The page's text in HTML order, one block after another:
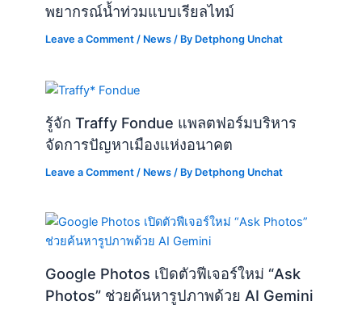
พยากรณ์น้ำท่วมแบบเรียลไทม์
Leave a Comment / News / By Detphong Unchat
รู้จัก Traffy Fondue แพลตฟอร์มบริหาร
จัดการปัญหาเมืองแห่งอนาคต
Leave a Comment / News / By Detphong Unchat
Google Photos เปิดตัวฟีเจอร์ใหม่ “Ask
Photos” ช่วยค้นหารูปภาพด้วย AI Gemini